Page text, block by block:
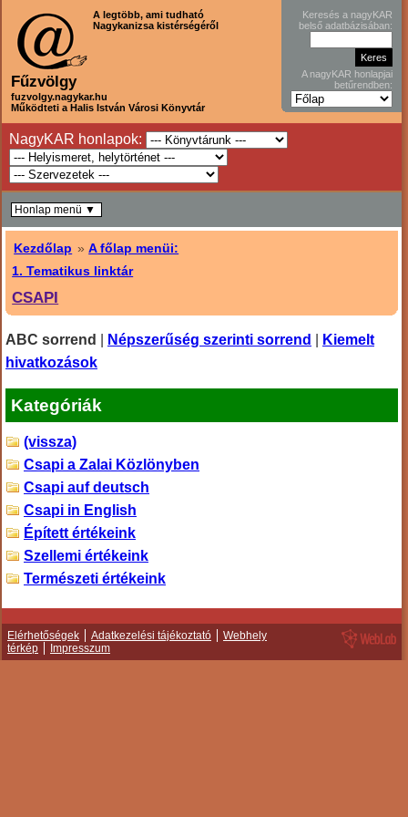
A legtöbb, ami tudható
Nagykanizsa kistérségéről
Fűzvölgy
fuzvolgy.nagykar.hu
Működteti a Halis István Városi Könyvtár
Keresés a nagyKAR
belső adatbázisában:
A nagyKAR honlapjai
betűrendben:
NagyKAR honlapok:
Kezdőlap »A főlap menüi:
1. Tematikus linktár
CSAPI
ABC sorrend Népszerűség szerinti sorrend
Kiemelt
hivatkozások
Kategóriák
(vissza)
Csapi a Zalai Közlönyben
Csapi auf deutsch
Csapi in English
Épített értékeink
Szellemi értékeink
Természeti értékeink
Honlap menü ▼
Elérhetőségek Adatkezelési tájékoztató
Webhely
térkép
Impresszum